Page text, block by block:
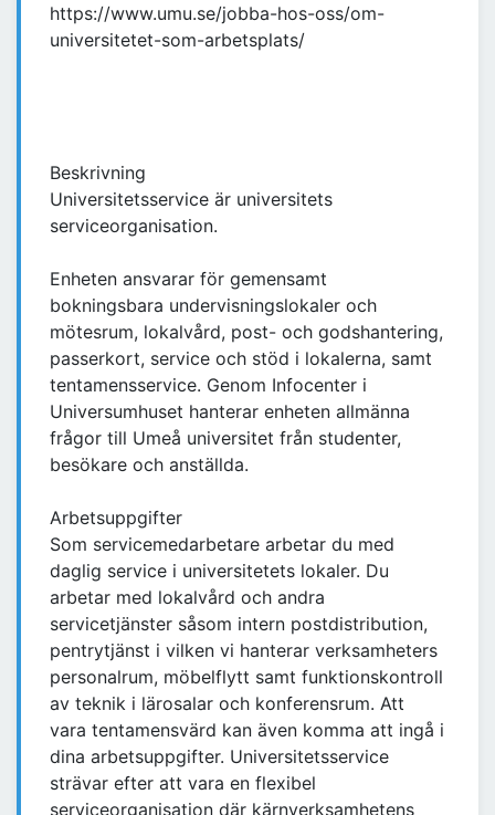
https://www.umu.se/jobba-hos-oss/om-
universitetet-som-arbetsplats/
Beskrivning
Universitetsservice är universitets
serviceorganisation.
Enheten ansvarar för gemensamt
bokningsbara undervisningslokaler och
mötesrum, lokalvård, post- och godshantering,
passerkort, service och stöd i lokalerna, samt
tentamensservice. Genom Infocenter i
Universumhuset hanterar enheten allmänna
frågor till Umeå universitet från studenter,
besökare och anställda.
Arbetsuppgifter
Som servicemedarbetare arbetar du med
daglig service i universitetets lokaler. Du
arbetar med lokalvård och andra
servicetjänster såsom intern postdistribution,
pentrytjänst i vilken vi hanterar verksamheters
personalrum, möbelflytt samt funktionskontroll
av teknik i lärosalar och konferensrum. Att
vara tentamensvärd kan även komma att ingå i
dina arbetsuppgifter. Universitetsservice
strävar efter att vara en flexibel
serviceorganisation där kärnverksamhetens